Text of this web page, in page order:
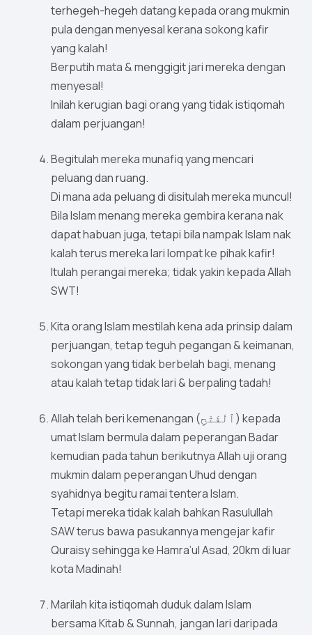
terhegeh-hegeh datang kepada orang mukmin
pula dengan menyesal kerana sokong kafir
yang kalah!
Berputih mata & menggigit jari mereka dengan
menyesal!
Inilah kerugian bagi orang yang tidak istiqomah
dalam perjuangan!
Begitulah mereka munafiq yang mencari
peluang dan ruang.
Di mana ada peluang di disitulah mereka muncul!
Bila Islam menang mereka gembira kerana nak
dapat habuan juga, tetapi bila nampak Islam nak
kalah terus mereka lari lompat ke pihak kafir!
Itulah perangai mereka; tidak yakin kepada Allah
SWT!
Kita orang Islam mestilah kena ada prinsip dalam
perjuangan, tetap teguh pegangan & keimanan,
sokongan yang tidak berbelah bagi, menang
atau kalah tetap tidak lari & berpaling tadah!
Allah telah beri kemenangan (ٱلْفَتْحِ) kepada
umat Islam bermula dalam peperangan Badar
kemudian pada tahun berikutnya Allah uji orang
mukmin dalam peperangan Uhud dengan
syahidnya begitu ramai tentera Islam.
Tetapi mereka tidak kalah bahkan Rasulullah
SAW terus bawa pasukannya mengejar kafir
Quraisy sehingga ke Hamra’ul Asad, 20km di luar
kota Madinah!
Marilah kita istiqomah duduk dalam Islam
bersama Kitab & Sunnah, jangan lari daripada